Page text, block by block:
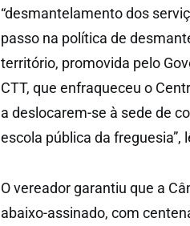
“desmantelamento dos
passo na política de
território, promovida pelo
CTT, que enfraqueceu o
a deslocarem-se à sede de
escola pública da freguesia”,
O vereador garantiu que a
abaixo-assinado, com